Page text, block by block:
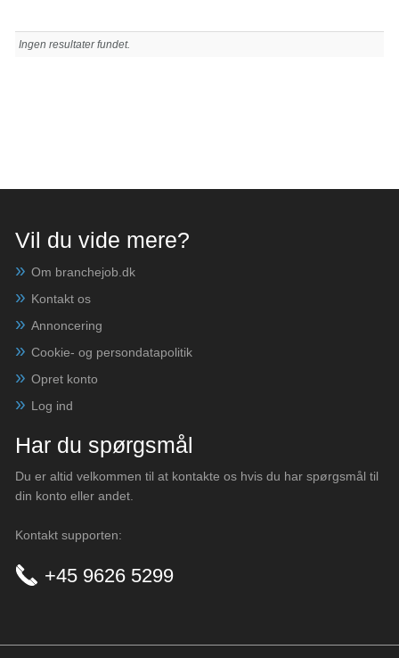
Ingen resultater fundet.
Vil du vide mere?
Om branchejob.dk
Kontakt os
Annoncering
Cookie- og persondatapolitik
Opret konto
Log ind
Har du spørgsmål
Du er altid velkommen til at kontakte os hvis du har spørgsmål til
din konto eller andet.
Kontakt supporten:
+45 9626 5299